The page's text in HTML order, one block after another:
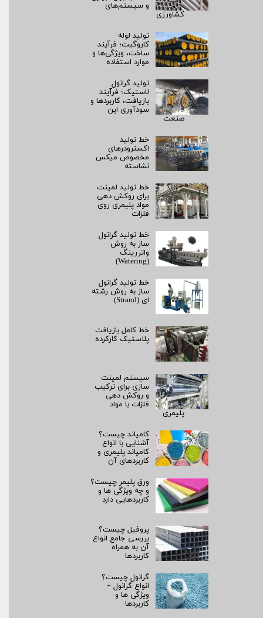
و سیستم‌های
کشاورزی
تولید لوله
کاروگیت؛ فرآیند
ساخت، ویژگی‌ها و
موارد استفاده
تولید گرانول
لاستیک؛ فرآیند
بازیافت، کاربردها و
سودآوری این
صنعت
خط تولید
اکسترودرهای
مخصوص میکس
نشاسته
خط تولید لمینت
برای روکش‌ دهی
مواد پلیمری روی
فلزات
خط تولید گرانول
ساز به روش
واتررینگ
(Watering)
خط تولید گرانول
ساز به روش رشته‌
ای (Strand)
خط کامل بازیافت
پلاستیک کارکرده
سیستم لمینت‌
سازی برای ترکیب
و روکش‌ دهی
فلزات با مواد
پلیمری
کامپاند چیست؟
آشنایی با انواع
کامپاند پلیمری و
کاربردهای آن
ورق پلیمر چیست؟
و چه ویژگی ها و
کاربردهایی دارد
پروفیل چیست؟
بررسی جامع انواع
آن به همراه
کاربردها
گرانول چیست؟
انواع گرانول +
ویژگی ها و
کاربردها